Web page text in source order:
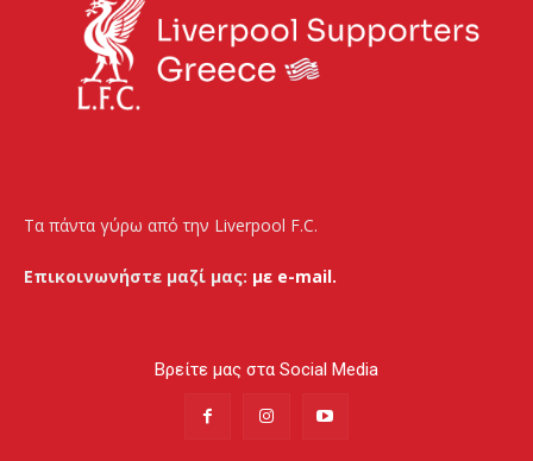
Τα πάντα γύρω από την Liverpool F.C.
Επικοινωνήστε μαζί μας: με e-mail.
Βρείτε μας στα Social Media